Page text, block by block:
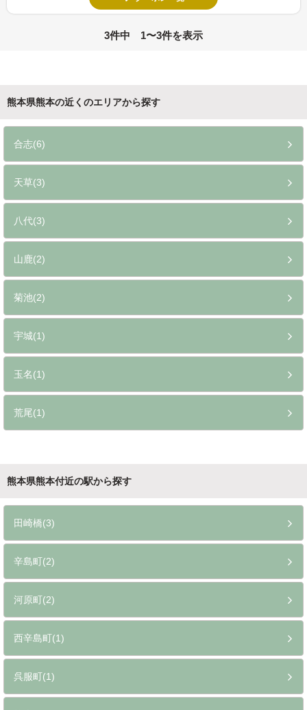
3件中 1〜3件を表示
熊本県熊本の近くのエリアから探す
合志(6)
天草(3)
八代(3)
山鹿(2)
菊池(2)
宇城(1)
玉名(1)
荒尾(1)
熊本県熊本付近の駅から探す
田崎橋(3)
辛島町(2)
河原町(2)
西辛島町(1)
呉服町(1)